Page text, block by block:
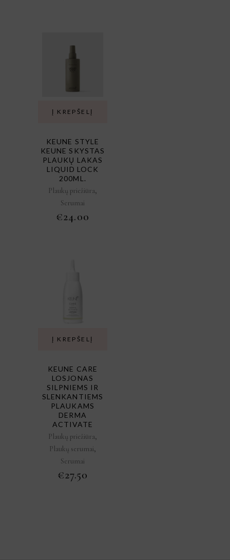
Į KREPŠELĮ
KEUNE STYLE
KEUNE SKYSTAS
PLAUKŲ LAKAS
LIQUID LOCK
200ML.
Plaukų priežiūra,
Serumai
€24.00
Į KREPŠELĮ
KEUNE CARE
LOSJONAS
SILPNIEMS IR
SLENKANTIEMS
PLAUKAMS
DERMA
ACTIVATE
Plaukų priežiūra,
Plaukų serumai,
Serumai
€27.50